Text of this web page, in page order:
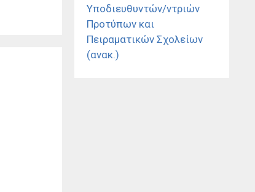
Υποδιευθυντών/ντριών
Προτύπων και
Πειραματικών Σχολείων
(ανακ.)